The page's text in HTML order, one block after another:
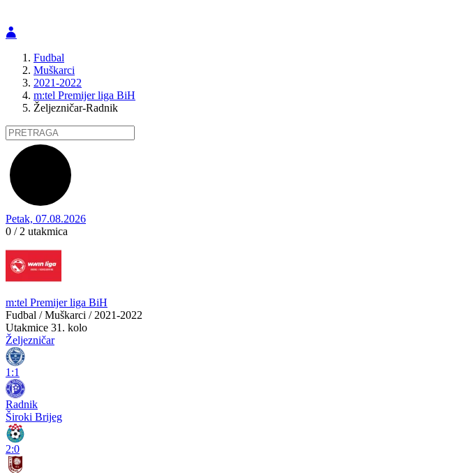
Fudbal
Muškarci
2021-2022
m:tel Premijer liga BiH
Željezničar-Radnik
Petak, 07.08.2026
0 / 2 utakmica
m:tel Premijer liga BiH
Fudbal / Muškarci / 2021-2022
Utakmice 31. kolo
Željezničar
1:1
Radnik
Široki Brijeg
2:0